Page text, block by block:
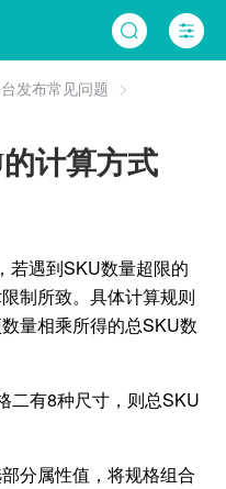
发布常见问题
计算方式
若遇到SKU数量超限的
制所致。具体计算规则
量相乘所得的总SKU数
二有8种尺寸，则总SKU
分属性值，将规格组合